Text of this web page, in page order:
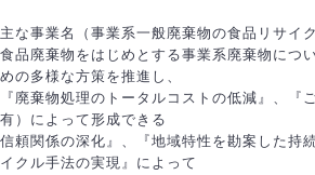
主な事業名（事業系一般廃棄物の食品リサイ
食品廃棄物をはじめとする事業系廃棄物につ
めの多様な方策を推進し、
『廃棄物処理のトータルコストの低減』、『
有）によって形成できる
信頼関係の深化』、『地域特性を勘案した持
イクル手法の実現』によって